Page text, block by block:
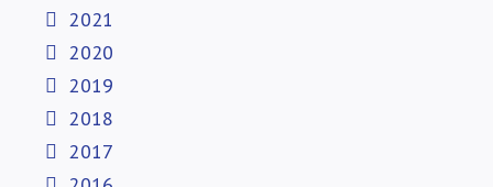
2021
2020
2019
2018
2017